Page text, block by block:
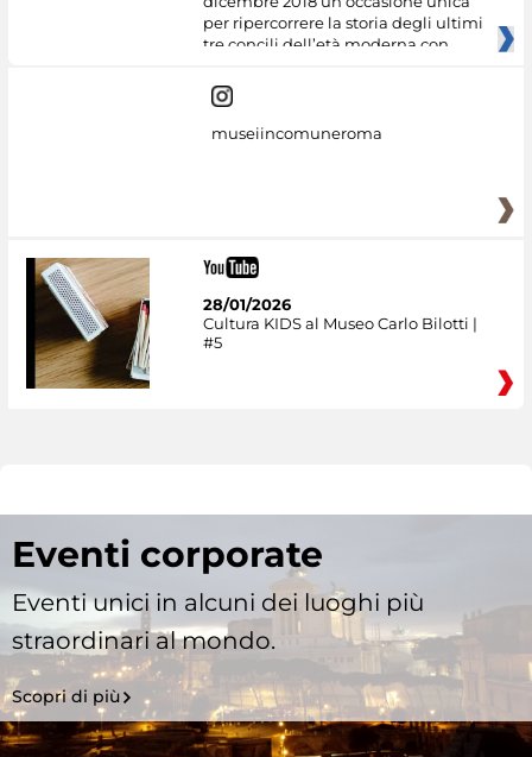
per ripercorrere la storia degli ultimi
tre concili dell’età moderna con
museiincomuneroma
28/01/2026
Cultura KIDS al Museo Carlo Bilotti |
#5
Eventi corporate
Eventi unici in alcuni dei luoghi più
straordinari al mondo.
Scopri di più